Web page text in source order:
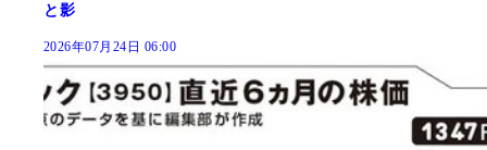
と影
2026年07月24日 06:00